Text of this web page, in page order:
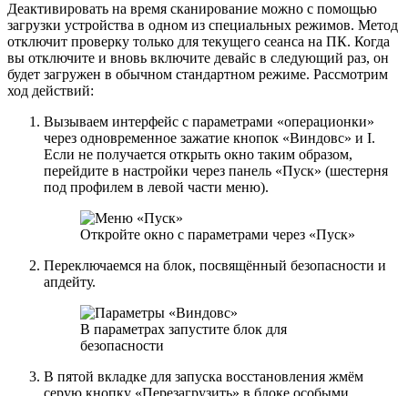
Деактивировать на время сканирование можно с помощью
загрузки устройства в одном из специальных режимов. Метод
отключит проверку только для текущего сеанса на ПК. Когда
вы отключите и вновь включите девайс в следующий раз, он
будет загружен в обычном стандартном режиме. Рассмотрим
ход действий:
Вызываем интерфейс с параметрами «операционки»
через одновременное зажатие кнопок «Виндовс» и I.
Если не получается открыть окно таким образом,
перейдите в настройки через панель «Пуск» (шестерня
под профилем в левой части меню).
Откройте окно с параметрами через «Пуск»
Переключаемся на блок, посвящённый безопасности и
апдейту.
В параметрах запустите блок для
безопасности
В пятой вкладке для запуска восстановления жмём